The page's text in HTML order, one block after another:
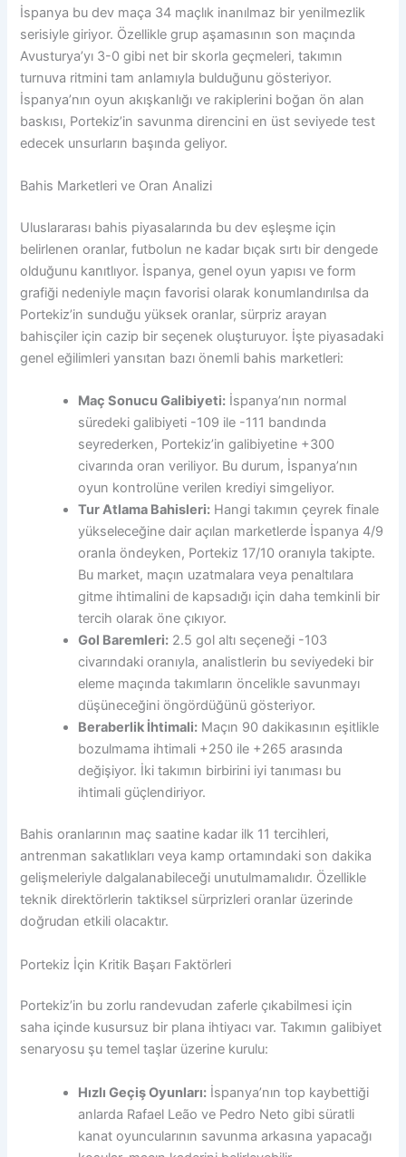
İspanya bu dev maça 34 maçlık inanılmaz bir yenilmezlik
serisiyle giriyor. Özellikle grup aşamasının son maçında
Avusturya’yı 3-0 gibi net bir skorla geçmeleri, takımın
turnuva ritmini tam anlamıyla bulduğunu gösteriyor.
İspanya’nın oyun akışkanlığı ve rakiplerini boğan ön alan
baskısı, Portekiz’in savunma direncini en üst seviyede test
edecek unsurların başında geliyor.
Bahis Marketleri ve Oran Analizi
Uluslararası bahis piyasalarında bu dev eşleşme için
belirlenen oranlar, futbolun ne kadar bıçak sırtı bir dengede
olduğunu kanıtlıyor. İspanya, genel oyun yapısı ve form
grafiği nedeniyle maçın favorisi olarak konumlandırılsa da
Portekiz’in sunduğu yüksek oranlar, sürpriz arayan
bahisçiler için cazip bir seçenek oluşturuyor. İşte piyasadaki
genel eğilimleri yansıtan bazı önemli bahis marketleri:
Maç Sonucu Galibiyeti: İspanya’nın normal
süredeki galibiyeti -109 ile -111 bandında
seyrederken, Portekiz’in galibiyetine +300
civarında oran veriliyor. Bu durum, İspanya’nın
oyun kontrolüne verilen krediyi simgeliyor.
Tur Atlama Bahisleri: Hangi takımın çeyrek finale
yükseleceğine dair açılan marketlerde İspanya 4/9
oranla öndeyken, Portekiz 17/10 oranıyla takipte.
Bu market, maçın uzatmalara veya penaltılara
gitme ihtimalini de kapsadığı için daha temkinli bir
tercih olarak öne çıkıyor.
Gol Baremleri: 2.5 gol altı seçeneği -103
civarındaki oranıyla, analistlerin bu seviyedeki bir
eleme maçında takımların öncelikle savunmayı
düşüneceğini öngördüğünü gösteriyor.
Beraberlik İhtimali: Maçın 90 dakikasının eşitlikle
bozulmama ihtimali +250 ile +265 arasında
değişiyor. İki takımın birbirini iyi tanıması bu
ihtimali güçlendiriyor.
Bahis oranlarının maç saatine kadar ilk 11 tercihleri,
antrenman sakatlıkları veya kamp ortamındaki son dakika
gelişmeleriyle dalgalanabileceği unutulmamalıdır. Özellikle
teknik direktörlerin taktiksel sürprizleri oranlar üzerinde
doğrudan etkili olacaktır.
Portekiz İçin Kritik Başarı Faktörleri
Portekiz’in bu zorlu randevudan zaferle çıkabilmesi için
saha içinde kusursuz bir plana ihtiyacı var. Takımın galibiyet
senaryosu şu temel taşlar üzerine kurulu:
Hızlı Geçiş Oyunları: İspanya’nın top kaybettiği
anlarda Rafael Leão ve Pedro Neto gibi süratli
kanat oyuncularının savunma arkasına yapacağı